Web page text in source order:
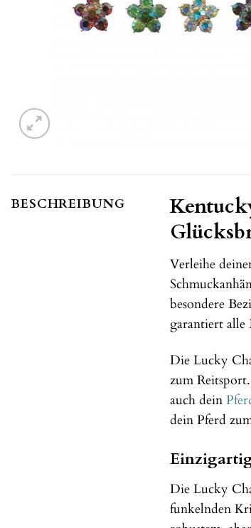
BESCHREIBUNG
Verleihe
besondere
garantiert alle
Die Lucky
zum
auch dein
dein Pferd
Die Lucky
funkelnden